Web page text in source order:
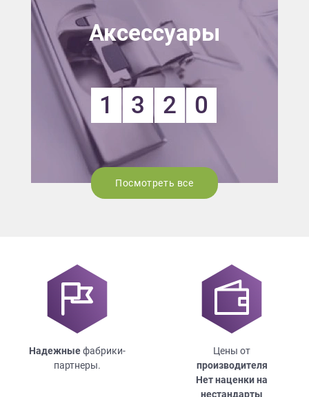
Аксессуары
1 3 2 0
Посмотреть все
Надежныефабрики-
партнеры.
Цены от
производителя
Нет наценки на
нестандарты